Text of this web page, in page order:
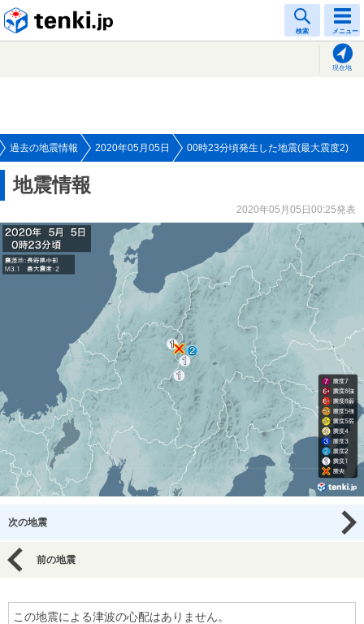
検索 メニュー
現在地
過去の地震情報 2020年05月05日 00時23分頃発生した地震(最大震度2)
地震情報
2020年05月05日00:25発表
次の地震
前の地震
この地震による津波の心配はありません。